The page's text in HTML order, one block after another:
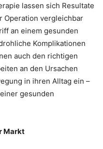
lassen sich Resultate
Operation vergleichbar
an einem gesunden
Komplikationen
auch den richtigen
an den Ursachen
in ihren Alltag ein –
gesunden
Markt